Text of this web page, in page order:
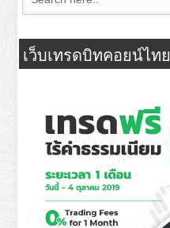
เว็บเทรดบิทคอยน์ไทย